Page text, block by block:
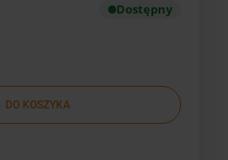
Dostępny
DO KOSZYKA